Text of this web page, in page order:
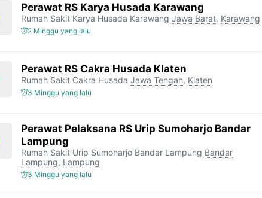
Perawat RS Karya Husada Karawang
Rumah Sakit Karya Husada Karawang Jawa Barat, Karawang
2 Minggu yang lalu
Perawat RS Cakra Husada Klaten
Rumah Sakit Cakra Husada Jawa Tengah, Klaten
3 Minggu yang lalu
Perawat Pelaksana RS Urip Sumoharjo Bandar
Lampung
Rumah Sakit Urip Sumoharjo Bandar Lampung Bandar
Lampung, Lampung
3 Minggu yang lalu